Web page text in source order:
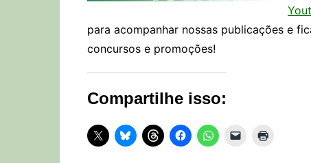
para acompanhar nossas publicações e
concursos e promoções!
Compartilhe isso: